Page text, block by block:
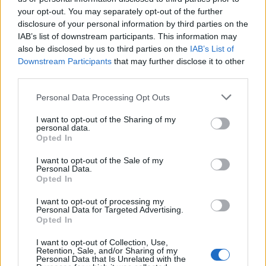
your opt-out. You may separately opt-out of the further
disclosure of your personal information by third parties on the
IAB’s list of downstream participants. This information may
also be disclosed by us to third parties on the IAB’s List of
Downstream Participants that may further disclose it to other
Personal Data Processing Opt Outs
I want to opt-out of the Sharing of my
personal data.
Opted In
I want to opt-out of the Sale of my
Personal Data.
Opted In
I want to opt-out of processing my
Personal Data for Targeted Advertising.
Opted In
I want to opt-out of Collection, Use,
Retention, Sale, and/or Sharing of my
Personal Data that Is Unrelated with the
2. Tommaso Di Bartolomeo
1. Danilo Fischetti (Capitano)
A disposizione:
16. Luca Bigi
20. Giovanni Licata
21. Gonzalo Garcia
22. Scott Gregory
23. Giovanni Montemauri
ATLETI INDISPONIBILI PER
INFORTUNIO
Paolo Buonfiglio